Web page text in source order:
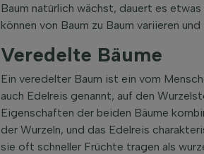
Baum natürlich wächst, dauert es
können von Baum zu Baum variieren
Veredelte Bäume
Ein veredelter Baum ist ein vom
auch Edelreis genannt, auf den
Eigenschaften der beiden Bäume
der Wurzeln, und das Edelreis
sie oft schneller Früchte tragen als